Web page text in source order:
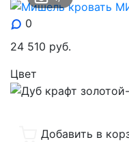
0
24 510 руб.
Цвет
Добавить в